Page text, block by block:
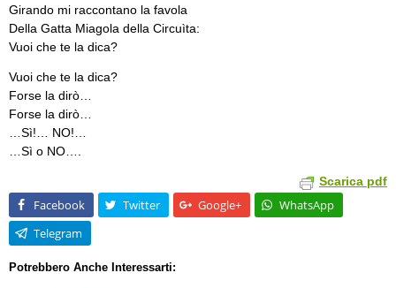
Girando mi raccontano la favola
Della Gatta Miagola della Circuìta:
Vuoi che te la dica?
Vuoi che te la dica?
Forse la dirò…
Forse la dirò…
…Sì!… NO!…
…Sì o NO….
Scarica pdf
Facebook Twitter Google+
WhatsApp
Telegram
Potrebbero Anche Interessarti: